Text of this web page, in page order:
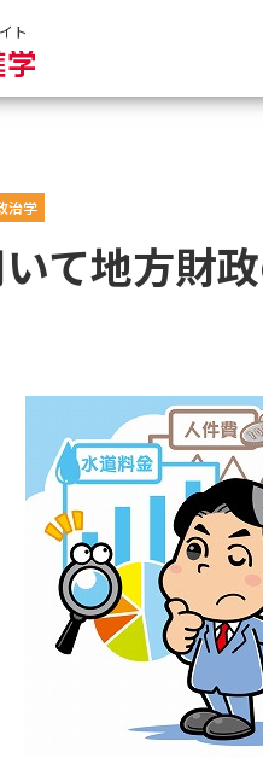
ト
治学
て地方財